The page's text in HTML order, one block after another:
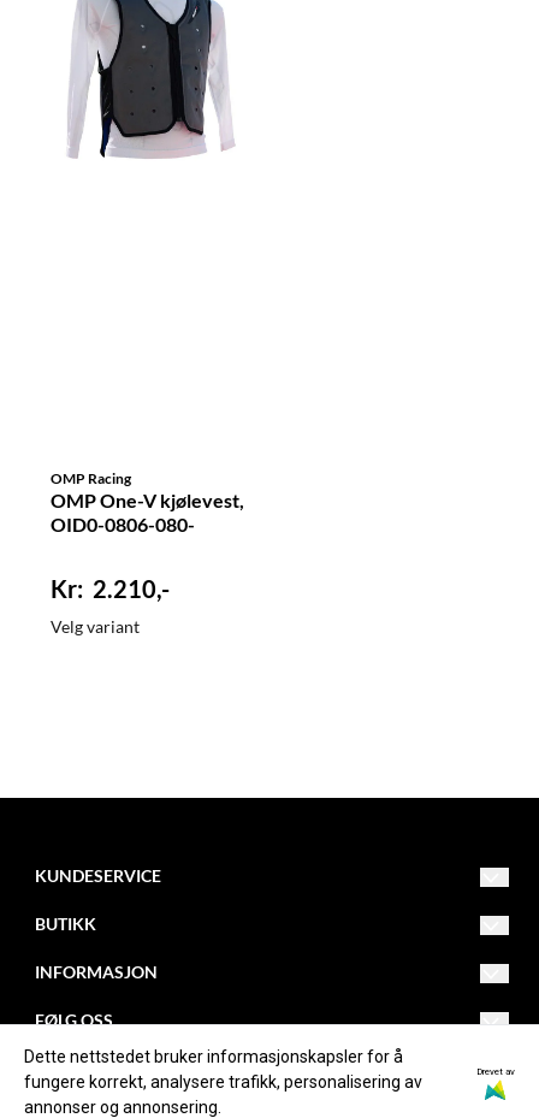
OMP Racing
OMP One-V kjølevest,
OID0-0806-080-
2.210,-
Velg variant
KUNDESERVICE
3420 Lierskogen
Org. nr. NO982084474MVA
firmapost@kollevold.no
BUTIKK
Salgsvilkår
Kontakt oss
Opprett konto
INFORMASJON
Om oss
Blogg
FØLG OSS
Facebook
Dette nettstedet bruker informasjonskapsler for å
fungere korrekt, analysere trafikk, personalisering av
annonser og annonsering.
Drevet av